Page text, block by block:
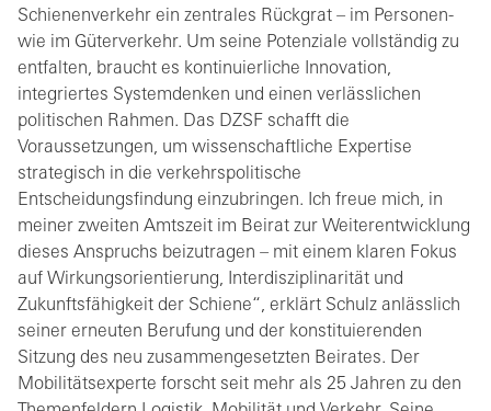
Schienenverkehr ein zentrales Rückgrat – im Personen-
wie im Güterverkehr. Um seine Potenziale vollständig zu
entfalten, braucht es kontinuierliche Innovation,
integriertes Systemdenken und einen verlässlichen
politischen Rahmen. Das DZSF schafft die
Voraussetzungen, um wissenschaftliche Expertise
strategisch in die verkehrspolitische
Entscheidungsfindung einzubringen. Ich freue mich, in
meiner zweiten Amtszeit im Beirat zur Weiterentwicklung
dieses Anspruchs beizutragen – mit einem klaren Fokus
auf Wirkungsorientierung, Interdisziplinarität und
Zukunftsfähigkeit der Schiene“, erklärt Schulz anlässlich
seiner erneuten Berufung und der konstituierenden
Sitzung des neu zusammengesetzten Beirates. Der
Mobilitätsexperte forscht seit mehr als 25 Jahren zu den